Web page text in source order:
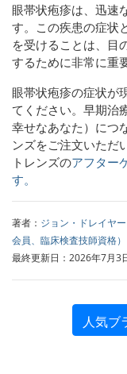
眼帯状疱疹は、迅速
す。この疾患の症状
を受けることは、目
するために非常に重
眼帯状疱疹の症状が
てください。早期治
幸せなあなた）につ
ンズをご注文いただ
トレンズのアフター
す。
著者： ジョン・ドレイヤ
会員、臨床検査技師資格）
最終更新日：2026年7月3
人気ブ